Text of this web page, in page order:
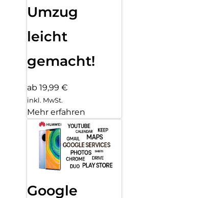
Umzug
leicht
gemacht!
ab 19,99 €
inkl. MwSt.
Mehr erfahren
Google